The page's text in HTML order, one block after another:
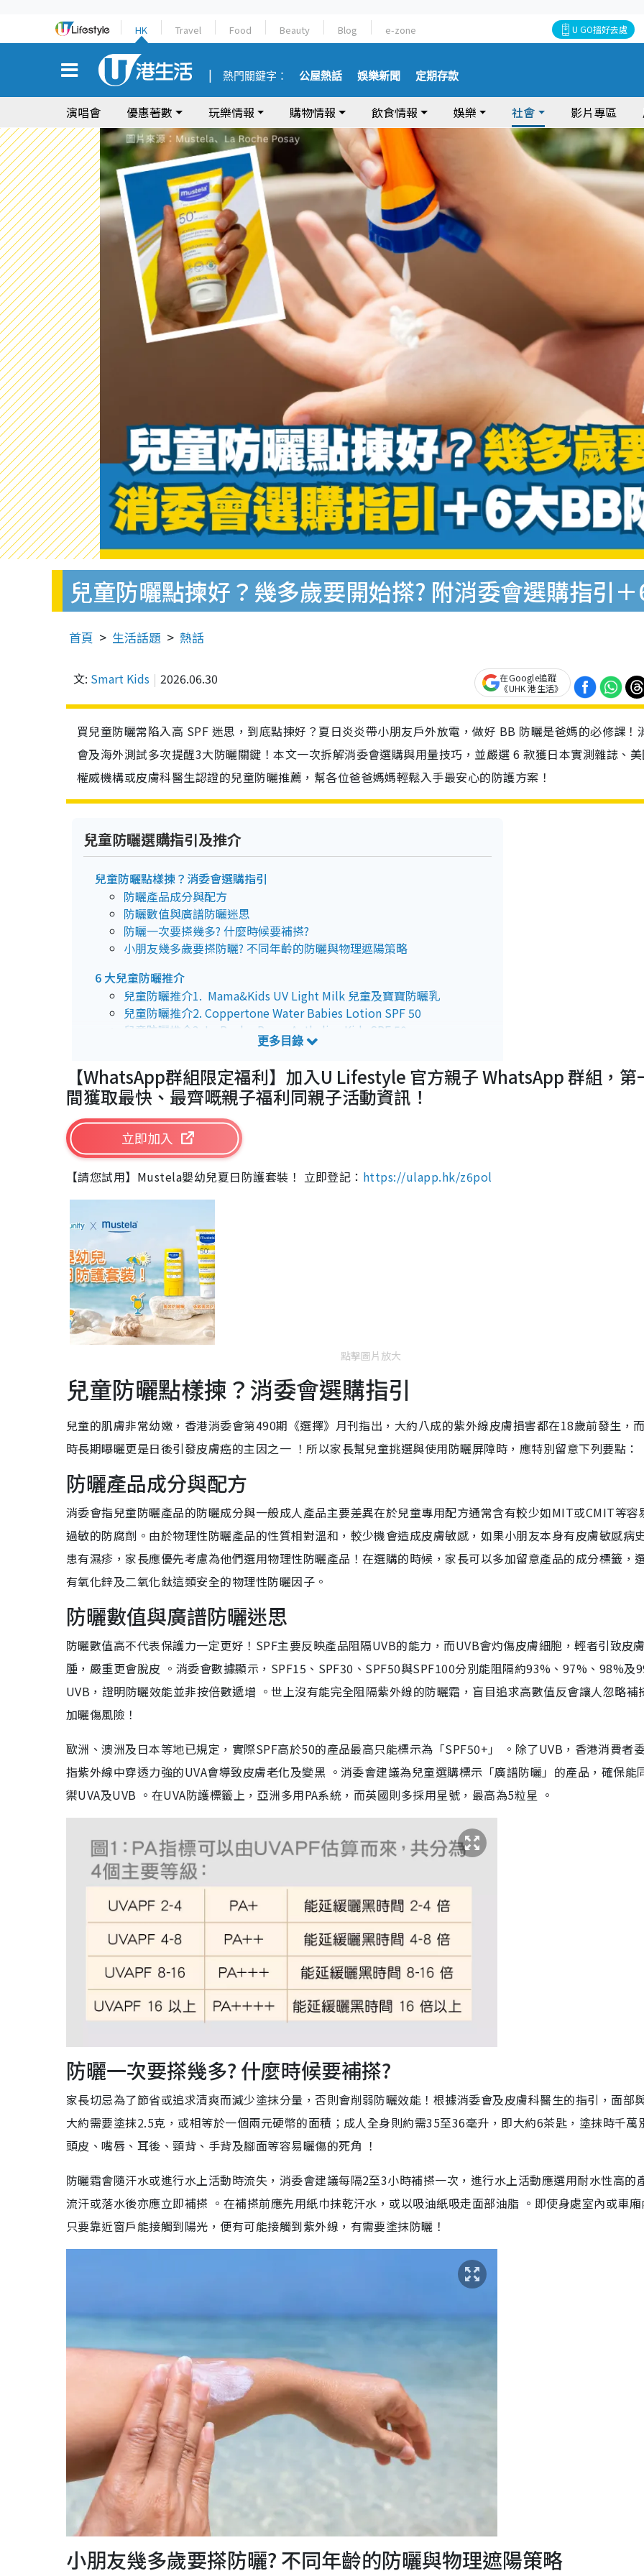
HK Travel Food Beauty Blog e-zone U GO搵好去處
熱門關鍵字： 公屋熱話 娛樂新聞 定期存款
演唱會 優惠著數 玩樂情報 購物情報 飲食情報 娛樂 社會 影片專區
兒童防曬點揀好？幾多歲要開始搽? 附消委會選購指引
首頁 生活話題 熱話
文: Smart Kids 2026.06.30
在Google追蹤
《UHK 港生活》
買兒童防曬常陷入高 SPF 迷思，到底點揀好？夏日炎炎帶小朋友戶外放電，做好 BB 防曬是爸媽的必修課！
會及海外測試多次提醒3大防曬關鍵！本文一次拆解消委會選購與用量技巧，並嚴選 6 款獲日本實測雜誌、美
權威機構或皮膚科醫生認證的兒童防曬推薦，幫各位爸爸媽媽輕鬆入手最安心的防護方案！
兒童防曬選購指引及推介
兒童防曬點樣揀？消委會選購指引
防曬產品成分與配方
防曬數值與廣譜防曬迷思
防曬一次要搽幾多? 什麼時候要補搽?
小朋友幾多歲要搽防曬? 不同年齡的防曬與物理遮陽策略
6 大兒童防曬推介
兒童防曬推介1. Mama&Kids UV Light Milk 兒童及寶寶防曬乳
兒童防曬推介2. Coppertone Water Babies Lotion SPF 50
兒童防曬推介3. La Roche-Posay Anthelios Kids SPF 50
兒童防曬推介4. Seba Med Multi Protect Sun Lotion SPF50
兒童防曬推介5. Cancer Council Kids Sunscreen SPF50 Plus
兒童防曬推介6. Mustela Very High Protection Sun Lotion SPF50
【WhatsApp群組限定福利】加入U Lifestyle 官方親子 WhatsApp 群組，第
間獲取最快、最齊嘅親子福利同親子活動資訊！
立即加入
【請您試用】Mustela嬰幼兒夏日防護套裝！ 立即登記： https://ulapp.hk/z6pol
點擊圖片放大
兒童防曬點樣揀？消委會選購指引
兒童的肌膚非常幼嫩，香港消委會第490期《選擇》月刊指出，大約八成的紫外線皮膚損害都在18歲前發生，
時長期曝曬更是日後引發皮膚癌的主因之一 ！所以家長幫兒童挑選與使用防曬屏障時，應特別留意下列要點：
防曬產品成分與配方
消委會指兒童防曬產品的防曬成分與一般成人產品主要差異在於兒童專用配方通常含有較少如MIT或CMIT等容
過敏的防腐劑。由於物理性防曬產品的性質相對溫和，較少機會造成皮膚敏感，如果小朋友本身有皮膚敏感病
患有濕疹，家長應優先考慮為他們選用物理性防曬產品！在選購的時候，家長可以多加留意產品的成分標籤，
有氧化鋅及二氧化鈦這類安全的物理性防曬因子。
防曬數值與廣譜防曬迷思
防曬數值高不代表保護力一定更好！SPF主要反映產品阻隔UVB的能力，而UVB會灼傷皮膚細胞，輕者引致皮
腫，嚴重更會脫皮 。消委會數據顯示，SPF15、SPF30、SPF50與SPF100分別能阻隔約93%、97%、98%及
UVB，證明防曬效能並非按倍數遞增 。世上沒有能完全阻隔紫外線的防曬霜，盲目追求高數值反會讓人忽略補
加曬傷風險！
歐洲、澳洲及日本等地已規定，實際SPF高於50的產品最高只能標示為「SPF50+」 。除了UVB，香港消費者
指紫外線中穿透力強的UVA會導致皮膚老化及變黑 。消委會建議為兒童選購標示「廣譜防曬」的產品，確保能
禦UVA及UVB 。在UVA防護標籤上，亞洲多用PA系統，而英國則多採用星號，最高為5粒星 。
防曬一次要搽幾多? 什麼時候要補搽?
家長切忌為了節省或追求清爽而減少塗抹分量，否則會削弱防曬效能！根據消委會及皮膚科醫生的指引，面部
大約需要塗抹2.5克，或相等於一個兩元硬幣的面積；成人全身則約需35至36毫升，即大約6茶匙，塗抹時千萬
頭皮、嘴唇、耳後、頸背、手背及腳面等容易曬傷的死角 ！
防曬霜會隨汗水或進行水上活動時流失，消委會建議每隔2至3小時補搽一次，進行水上活動應選用耐水性高的
流汗或落水後亦應立即補搽 。在補搽前應先用紙巾抹乾汗水，或以吸油紙吸走面部油脂 。即使身處室內或車廂
只要靠近窗戶能接觸到陽光，便有可能接觸到紫外線，有需要塗抹防曬！
小朋友幾多歲要搽防曬? 不同年齡的防曬與物理遮陽策略